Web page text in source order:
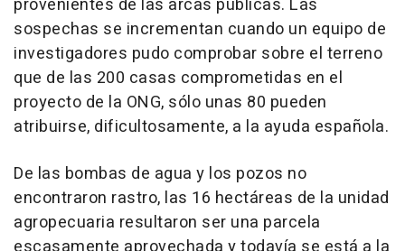
provenientes de las arcas públicas. Las
sospechas se incrementan cuando un equipo de
investigadores pudo comprobar sobre el terreno
que de las 200 casas comprometidas en el
proyecto de la ONG, sólo unas 80 pueden
atribuirse, dificultosamente, a la ayuda española.
De las bombas de agua y los pozos no
encontraron rastro, las 16 hectáreas de la unidad
agropecuaria resultaron ser una parcela